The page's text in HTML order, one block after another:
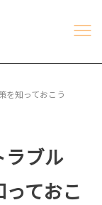
を知っておこう
ラブル
ておこ